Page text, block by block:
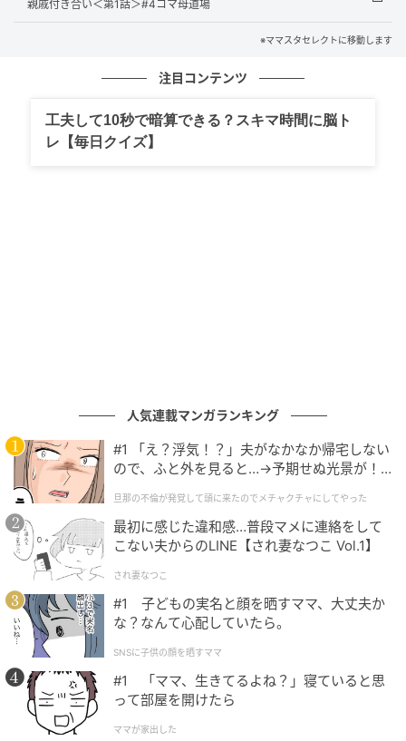
出典：select.mamastar.jp
出典：select.mamastar.jp
親戚付き合い＜第1話＞#4コマ母道場
※ママスタセレクトに移動します
注目コンテンツ
工夫して10秒で暗算できる？スキマ時間に脳ト
レ【毎日クイズ】
人気連載マンガランキング
#1 「え？浮気！？」夫がなかなか帰宅しない
ので、ふと外を見ると…→予期せぬ光景が！
クチャにしてやった
旦那の不倫が発覚して頭に来たのでメチャクチャにしてやった
最初に感じた違和感…普段マメに連絡をして
こない夫からのLINE【され妻なつこ Vol.1】
され妻なつこ
#1 子どもの実名と顔を晒すママ、大丈夫か
な？なんて心配していたら。
SNSに子供の顔を晒すママ
#1 「ママ、生きてるよね？」寝ていると思
って部屋を開けたら
ママが家出した